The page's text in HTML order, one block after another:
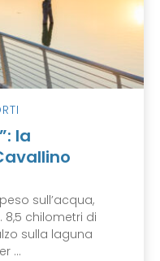
la
sull’acqua,
chilometri di
sulla laguna
...